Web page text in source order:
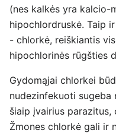
(nes kalkės yra kalcio-
hipochlordruskė. Taip
- chlorkė, reiškiantis
hipochlorinės rūgšties
Gydomąjai chlorkei
nudezinfekuoti
šiaip įvairius
Žmones chlorkė gali ir